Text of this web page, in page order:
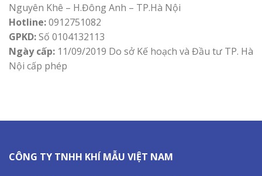
Nguyên Khê – H.Đông Anh – TP.Hà Nội
Hotline:0912751082
GPKD:Số 0104132113
Ngày cấp: 11/09/2019 Do sở Kế hoạch và Đầu tư TP. Hà
Nội cấp phép
CÔNG TY TNHH KHÍ MẪU VIỆT NAM